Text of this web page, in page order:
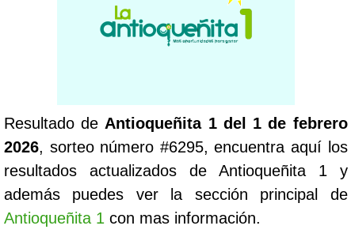
Resultado de Antioqueñita 1 del 1 de febrero
2026, sorteo número #6295, encuentra aquí los
resultados actualizados de Antioqueñita 1 y
además puedes ver la sección principal de
Antioqueñita 1 con mas información.